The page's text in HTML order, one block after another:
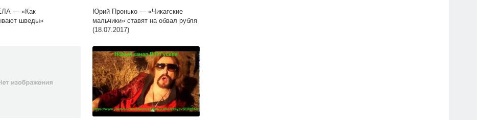
— «Как
шведы»
Юрий Пронько — «Чикагские
мальчики» ставят на обвал рубля
(18.07.2017)